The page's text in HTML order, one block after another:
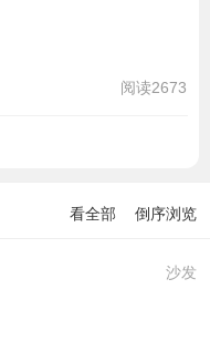
阅读2673
看全部 倒序浏览
沙发